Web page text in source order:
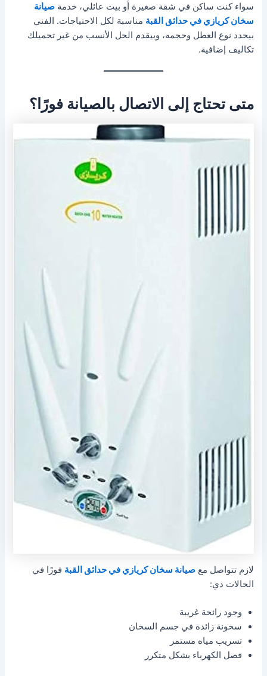
سواء كنت ساكن في شقة صغيرة أو بيت عائلي، خدمةصيانة
سخان كريازي في حدائق القبة مناسبة لكل الاحتياجات. الفني
بيحدد نوع العطل وحجمه، وبيقدم الحل الأنسب من غير تحميلك
تكاليف إضافية.
متى تحتاج إلى الاتصال بالصيانة فورًا؟
لازم تتواصل معصيانة سخان كريازي في حدائق القبة فورًا في
الحالات دي:
وجود رائحة غريبة
سخونة زائدة في جسم السخان
تسريب مياه مستمر
فصل الكهرباء بشكل متكرر